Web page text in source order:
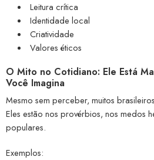
Leitura crítica
Identidade local
Criatividade
Valores éticos
O Mito no Cotidiano: Ele Está
Você Imagina
Mesmo sem perceber, muitos
Eles estão nos provérbios, nos medos
populares.
Exemplos: